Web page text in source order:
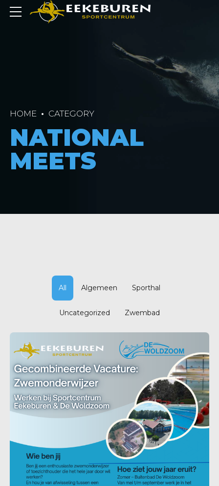
HOME CATEGORY
NATIONAL
MEETS
All Algemeen Sporthal
Uncategorized Zwembad